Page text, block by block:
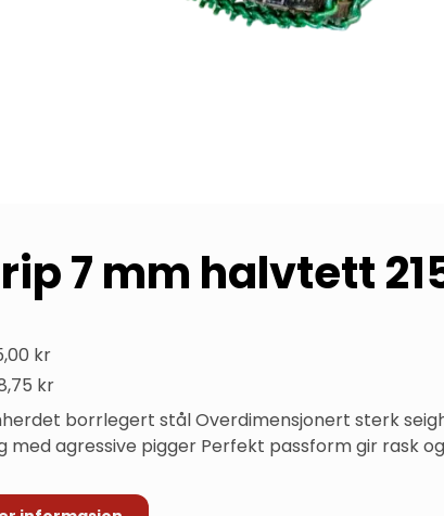
7 mm halvtett
kr
kr
borrlegert stål Overdimensjonert sterk
med agressive pigger Perfekt passform gir rask